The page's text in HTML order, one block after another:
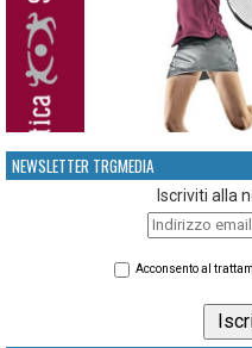
NEWSLETTER TRGMEDIA
Iscriviti alla
Acconsento al